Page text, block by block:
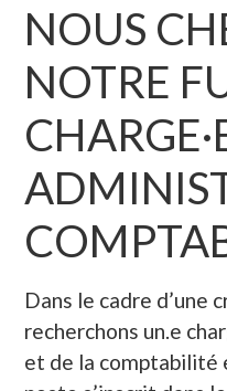
NOUS
NOTRE
Dans le cadre d’une
recherchons un.e
et de la comptabilité